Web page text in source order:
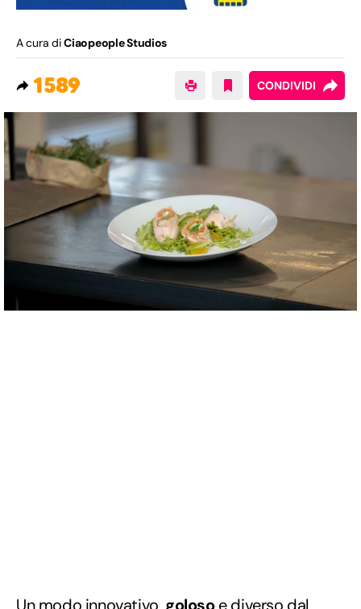
A cura diCiaopeople Studios
1589 CONDIVIDI